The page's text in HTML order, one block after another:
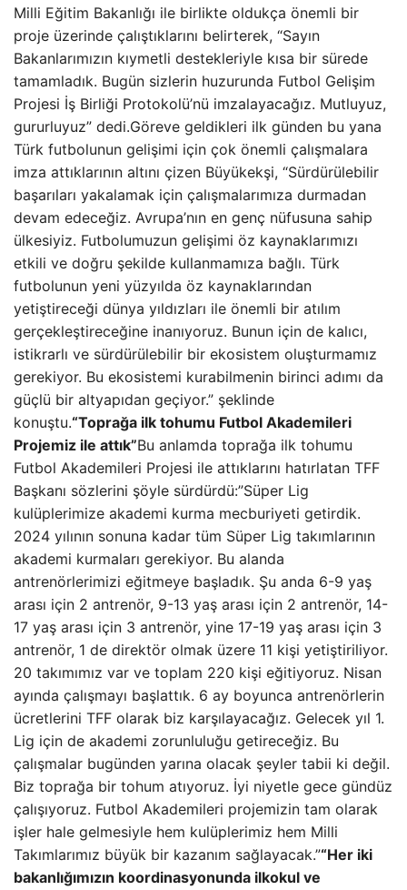
Milli Eğitim Bakanlığı ile birlikte oldukça önemli bir
proje üzerinde çalıştıklarını belirterek, “Sayın
Bakanlarımızın kıymetli destekleriyle kısa bir sürede
tamamladık. Bugün sizlerin huzurunda Futbol Gelişim
Projesi İş Birliği Protokolü’nü imzalayacağız. Mutluyuz,
gururluyuz” dedi.Göreve geldikleri ilk günden bu yana
Türk futbolunun gelişimi için çok önemli çalışmalara
imza attıklarının altını çizen Büyükekşi, “Sürdürülebilir
başarıları yakalamak için çalışmalarımıza durmadan
devam edeceğiz. Avrupa’nın en genç nüfusuna sahip
ülkesiyiz. Futbolumuzun gelişimi öz kaynaklarımızı
etkili ve doğru şekilde kullanmamıza bağlı. Türk
futbolunun yeni yüzyılda öz kaynaklarından
yetiştireceği dünya yıldızları ile önemli bir atılım
gerçekleştireceğine inanıyoruz. Bunun için de kalıcı,
istikrarlı ve sürdürülebilir bir ekosistem oluşturmamız
gerekiyor. Bu ekosistemi kurabilmenin birinci adımı da
güçlü bir altyapıdan geçiyor.” şeklinde
konuştu.“Toprağa ilk tohumu Futbol Akademileri
Projemiz ile attık”Bu anlamda toprağa ilk tohumu
Futbol Akademileri Projesi ile attıklarını hatırlatan TFF
Başkanı sözlerini şöyle sürdürdü:”Süper Lig
kulüplerimize akademi kurma mecburiyeti getirdik.
2024 yılının sonuna kadar tüm Süper Lig takımlarının
akademi kurmaları gerekiyor. Bu alanda
antrenörlerimizi eğitmeye başladık. Şu anda 6-9 yaş
arası için 2 antrenör, 9-13 yaş arası için 2 antrenör, 14-
17 yaş arası için 3 antrenör, yine 17-19 yaş arası için 3
antrenör, 1 de direktör olmak üzere 11 kişi yetiştiriliyor.
20 takımımız var ve toplam 220 kişi eğitiyoruz. Nisan
ayında çalışmayı başlattık. 6 ay boyunca antrenörlerin
ücretlerini TFF olarak biz karşılayacağız. Gelecek yıl 1.
Lig için de akademi zorunluluğu getireceğiz. Bu
çalışmalar bugünden yarına olacak şeyler tabii ki değil.
Biz toprağa bir tohum atıyoruz. İyi niyetle gece gündüz
çalışıyoruz. Futbol Akademileri projemizin tam olarak
işler hale gelmesiyle hem kulüplerimiz hem Milli
Takımlarımız büyük bir kazanım sağlayacak.”“Her iki
bakanlığımızın koordinasyonunda ilkokul ve